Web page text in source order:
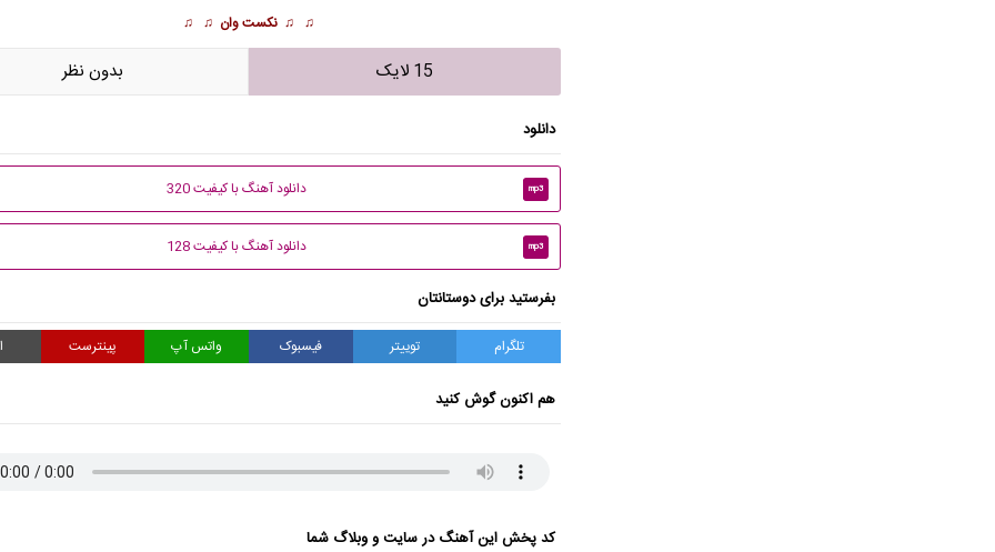
♫ ♫ نکست وان ♫ ♫
15 لایک بدون نظر
دانلود
mp3 دانلود آهنگ با کیفیت 320
mp3 دانلود آهنگ با کیفیت 128
بفرستید برای دوستانتان
تلگرام توییتر فیسبوک واتس آپ پینترست
هم اکنون گوش کنید
کد پخش این آهنگ در سایت و وبلاگ شما